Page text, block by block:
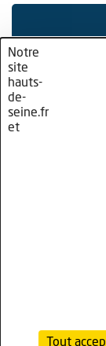
Politique de
Politique de
Accessibilité :
Notre
site
hauts-
de-
seine.fr
et
Tout